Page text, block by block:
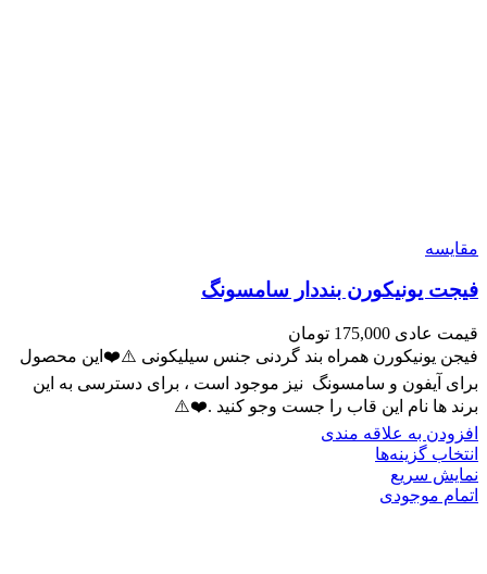
مقايسه
فیجت یونیکورن بنددار سامسونگ
قیمت عادی 175,000 تومان
فیجن یونیکورن همراه بند گردنی جنس سیلیکونی ⚠️❤️این محصول
برای آیفون و سامسونگ نیز موجود است ، برای دسترسی به این
برند ها نام این قاب را جست وجو کنید .❤️⚠️
افزودن به علاقه مندی
انتخاب گزینه‌ها
نمایش سریع
اتمام موجودی